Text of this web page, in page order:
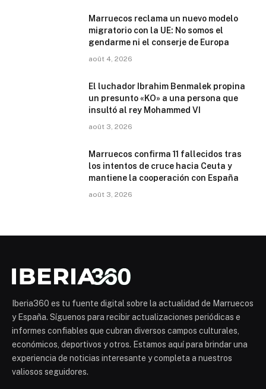
Marruecos reclama un nuevo modelo
migratorio con la UE: No somos el
gendarme ni el conserje de Europa
août 4, 2026
El luchador Ibrahim Benmalek propina
un presunto «KO» a una persona que
insultó al rey Mohammed VI
août 3, 2026
Marruecos confirma 11 fallecidos tras
los intentos de cruce hacia Ceuta y
mantiene la cooperación con España
août 3, 2026
Iberia360 es tu fuente digital sobre la actualidad de Marruecos
y España. Síguenos para recibir actualizaciones periódicas e
informes confiables que cubran diversos campos culturales,
económicos, deportivos y otros. Estamos aquí para brindar una
experiencia de noticias interesante y completa a nuestros
valiosos seguidores.